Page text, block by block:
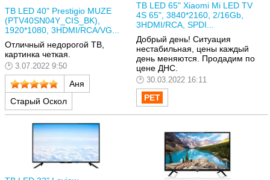
ТВ LED 40" Prestigio MUZE
(PTV40SN04Y_CIS_BK),
1920*1080, 3HDMI/RCA/VG...
Отличный недорогой ТВ,
картинка четкая.
3.07.2022 9:50
Аня
Старый Оскол
ТВ LED 65" Xiaomi Mi LED TV
4S 65", 3840*2160, 2/16Gb,
3HDMI/RCA, SPDI...
Добрый день! Ситуация
нестабильная, цены каждый
день меняются. Продадим по
цене ДНС.
30.03.2022 16:11